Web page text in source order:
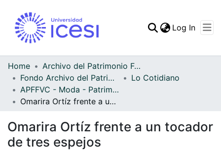
Statistics
Log In
Home
Archivo del Patrimonio Fotográfico y Fílmico del Valle del Cauca
Fondo Archivo del Patrimonio Fotográfico y Fílmico del Valle del Cauca
Lo Cotidiano
APFFVC - Moda - Patrimonial
Omarira Ortíz frente a un tocador de tres espejos
Omarira Ortíz frente a un tocador
de tres espejos